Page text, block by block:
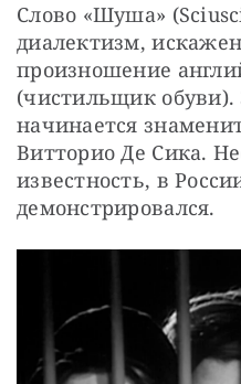
Слово «Шуша»
диалектизм,
произношение
(чистильщик
начинается
Витторио Де Сика.
известность, в
демонстрировался.